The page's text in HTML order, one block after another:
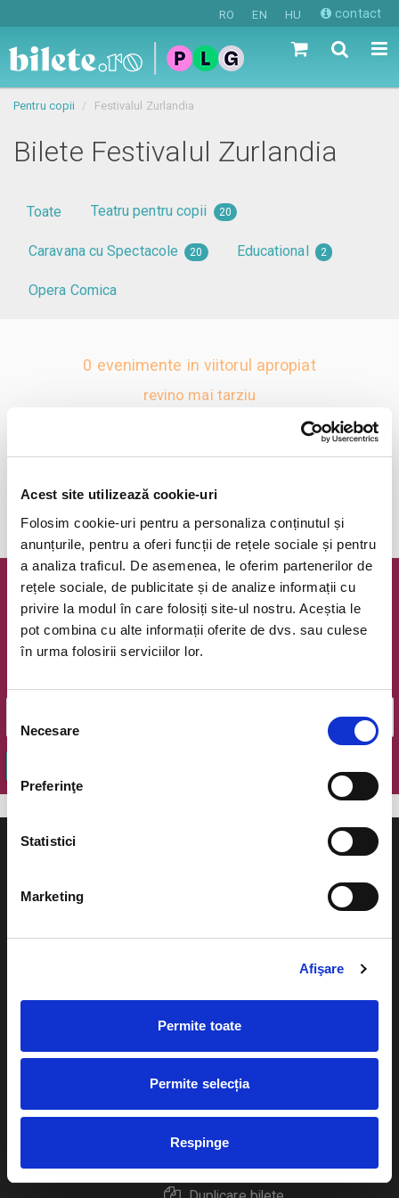
Acest site utilizează cookie-uri
Folosim cookie-uri pentru a personaliza conținutul și
anunțurile, pentru a oferi funcții de rețele sociale și pentru
a analiza traficul. De asemenea, le oferim partenerilor de
rețele sociale, de publicitate și de analize informații cu
privire la modul în care folosiți site-ul nostru. Aceștia le
pot combina cu alte informații oferite de dvs. sau culese
în urma folosirii serviciilor lor.
consimțământului
Necesare
Preferinţe
Statistici
Marketing
Afişare
Permite toate
Permite selecția
Respinge
RO EN HU contact
Pentru copii Festivalul Zurlandia
Bilete Festivalul Zurlandia
Toate Teatru pentru copii 20
Caravana cu Spectacole 20 Educational 2
Opera Comica
0 evenimente in viitorul apropiat
revino mai tarziu
Festivalul Zurlandia
Newsletter @ Bilete.ro
Oferte exclusive si o editie saptamanala cu cele mai noi
evenimente.
Cum comand bilete?
Plata online sau cash
eBilet printat acasa
Livrare prin curier
Returnare bilete
Pentru copii
Diverse